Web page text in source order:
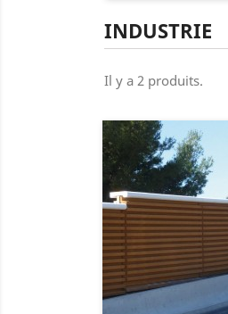
INDUSTRIE
Il y a 2 produits.